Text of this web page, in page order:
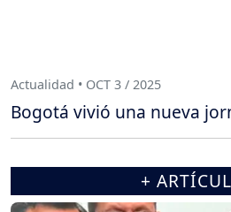
Actualidad • OCT 3 / 2025
Bogotá vivió una nueva
+